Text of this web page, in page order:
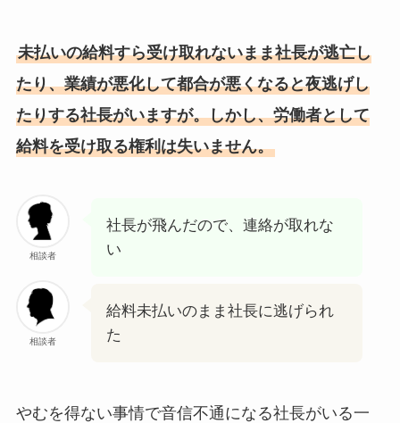
未払いの給料すら受け取れないまま社長が逃亡し
たり、業績が悪化して都合が悪くなると夜逃げし
たりする社長がいますが。しかし、労働者として
給料を受け取る権利は失いません。
相談者
社長が飛んだので、連絡が取れな
い
相談者
給料未払いのまま社長に逃げられ
た
やむを得ない事情で音信不通になる社長がいる一